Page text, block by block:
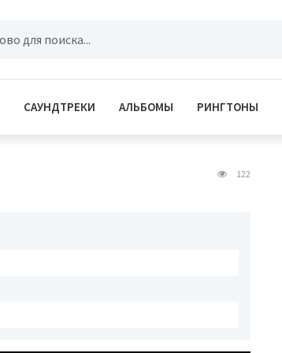
САУНДТРЕКИ АЛЬБОМЫ РИНГТОНЫ
122